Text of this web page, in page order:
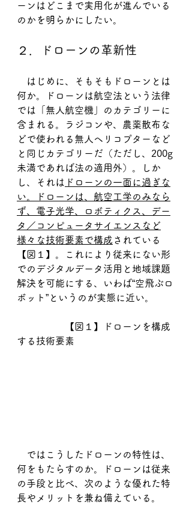
ーンはどこまで実用化が進んでいる
のかを明らかにしたい。
２．ドローンの革新性
はじめに、そもそもドローンとは
何か。ドローンは航空法という法律
では「無人航空機」のカテゴリーに
含まれる。ラジコンや、農薬散布な
どで使われる無人ヘリコプターなど
と同じカテゴリーだ（ただし、200g
未満であれば法の適用外）。しか
し、それは ドローンの一面に過ぎな
い。ドローンは、航空工学のみなら
ず、電子光学、ロボティクス、デー
タ／コンピュータサイエンスなど
様々な技術要素で構成 されている
【図１】。これにより従来にない形
でのデジタルデータ活用と地域課題
解決を可能にする、いわば“空飛ぶロ
ボット”というのが実態に近い。
する技術要素
ではこうしたドローンの特性は、
何をもたらすのか。ドローンは従来
の手段と比べ、次のような優れた特
長やメリットを兼ね備えている。